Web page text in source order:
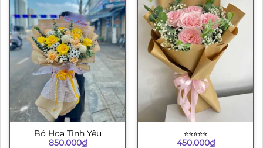
Bó Hoa Tình Yêu
850.000₫
⭐︎⭐︎⭐︎⭐︎⭐︎
450.000₫